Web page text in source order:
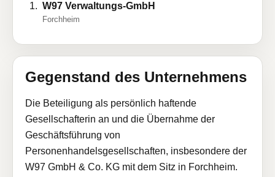
W97 Verwaltungs-GmbH
Forchheim
Gegenstand des Unternehmens
Die Beteiligung als persönlich haftende
Gesellschafterin an und die Übernahme der
Geschäftsführung von
Personenhandelsgesellschaften, insbesondere der
W97 GmbH & Co. KG mit dem Sitz in Forchheim.